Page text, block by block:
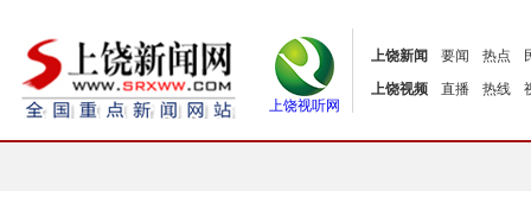
上饶视听网
上饶新闻 要闻 热点
上饶视频
直播 热线